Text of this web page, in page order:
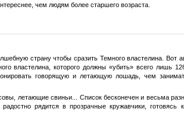
чем людям более старшего возраста.
страну чтобы сразить Темного властелина. Вот
властелина, которого должны «убить» всего лишь
говорящую и летающую лошадь, чем
летающие свиньи... Список бесконечен и весьма
рядится в прозрачные кружавчики, готовясь